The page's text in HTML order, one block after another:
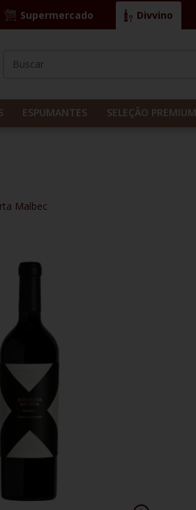
Supermercado Divvino
º las camelias
5º itália
10
italiano
ESPUMANTES SELEÇÃO PREMIUM
Malbec